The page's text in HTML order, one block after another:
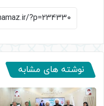
نوشته های مشابه